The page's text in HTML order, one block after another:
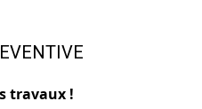
travaux !